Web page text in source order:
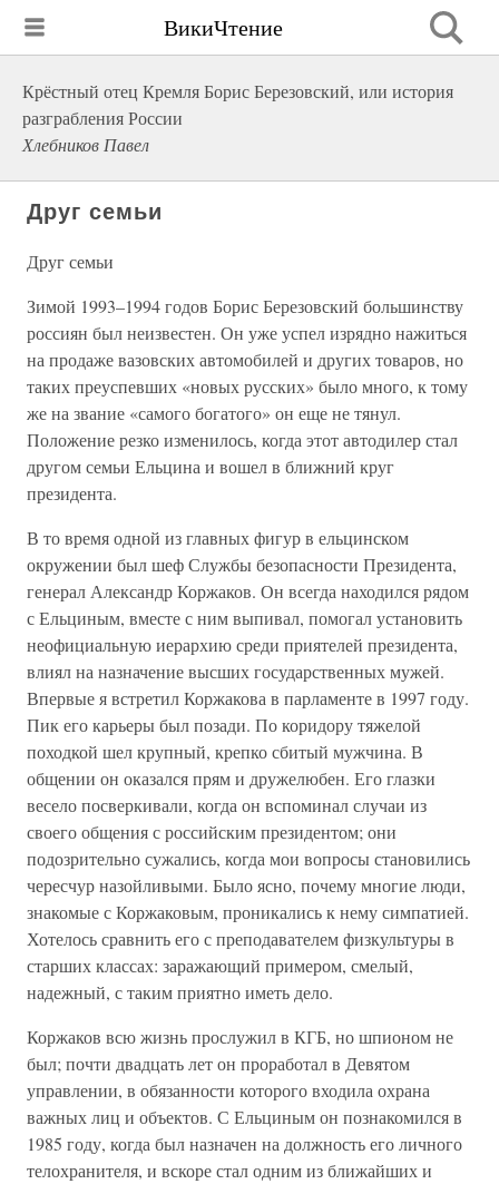
ВикиЧтение
Крёстный отец Кремля Борис Березовский, или история
разграбления России
Хлебников Павел
Друг семьи
Друг семьи
Зимой 1993–1994 годов Борис Березовский большинству
россиян был неизвестен. Он уже успел изрядно нажиться
на продаже вазовских автомобилей и других товаров, но
таких преуспевших «новых русских» было много, к тому
же на звание «самого богатого» он еще не тянул.
Положение резко изменилось, когда этот автодилер стал
другом семьи Ельцина и вошел в ближний круг
президента.
В то время одной из главных фигур в ельцинском
окружении был шеф Службы безопасности Президента,
генерал Александр Коржаков. Он всегда находился рядом
с Ельциным, вместе с ним выпивал, помогал установить
неофициальную иерархию среди приятелей президента,
влиял на назначение высших государственных мужей.
Впервые я встретил Коржакова в парламенте в 1997 году.
Пик его карьеры был позади. По коридору тяжелой
походкой шел крупный, крепко сбитый мужчина. В
общении он оказался прям и дружелюбен. Его глазки
весело посверкивали, когда он вспоминал случаи из
своего общения с российским президентом; они
подозрительно сужались, когда мои вопросы становились
чересчур назойливыми. Было ясно, почему многие люди,
знакомые с Коржаковым, проникались к нему симпатией.
Хотелось сравнить его с преподавателем физкультуры в
старших классах: заражающий примером, смелый,
надежный, с таким приятно иметь дело.
Коржаков всю жизнь прослужил в КГБ, но шпионом не
был; почти двадцать лет он проработал в Девятом
управлении, в обязанности которого входила охрана
важных лиц и объектов. С Ельциным он познакомился в
1985 году, когда был назначен на должность его личного
телохранителя, и вскоре стал одним из ближайших и